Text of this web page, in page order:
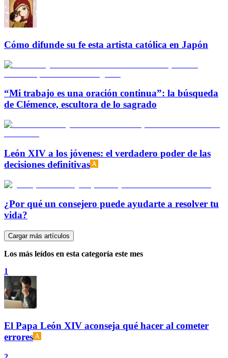
Cómo difunde su fe esta artista católica en Japón
“Mi trabajo es una oración continua”: la búsqueda
de Clémence, escultora de lo sagrado
León XIV a los jóvenes: el verdadero poder de las
decisiones definitivas
¿Por qué un consejero puede ayudarte a resolver tu
vida?
Cargar más artículos
Los más leídos en esta categoría este mes
1
El Papa León XIV aconseja qué hacer al cometer
errores